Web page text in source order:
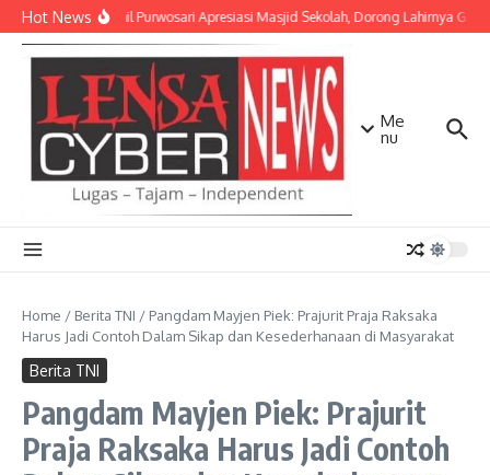
Lewati ke konten
Hot NewsDanramil Purwosari Apresiasi Masjid Sekolah, Dorong Lahirnya
Me
nu
Home / Berita TNI / Pangdam Mayjen Piek: Prajurit Praja Raksaka
Harus Jadi Contoh Dalam Sikap dan Kesederhanaan di Masyarakat
Berita TNI
Pangdam Mayjen Piek: Prajurit
Praja Raksaka Harus Jadi Contoh